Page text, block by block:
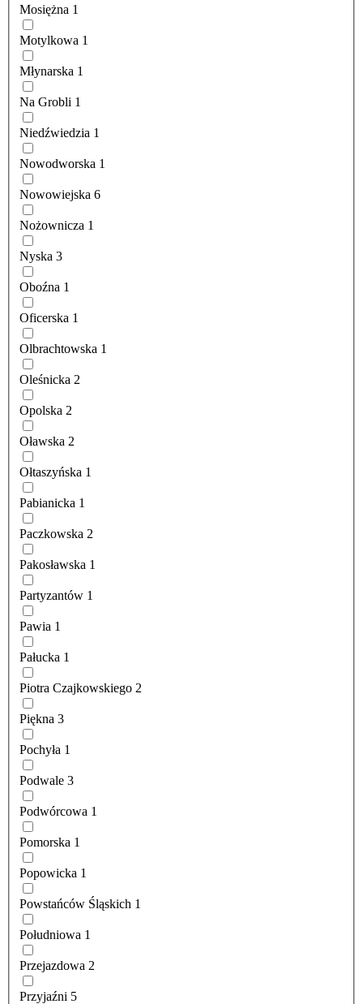
Mosiężna 1
Motylkowa 1
Młynarska 1
Na Grobli 1
Niedźwiedzia 1
Nowodworska 1
Nowowiejska 6
Nożownicza 1
Nyska 3
Oboźna 1
Oficerska 1
Olbrachtowska 1
Oleśnicka 2
Opolska 2
Oławska 2
Ołtaszyńska 1
Pabianicka 1
Paczkowska 2
Pakosławska 1
Partyzantów 1
Pawia 1
Pałucka 1
Piotra Czajkowskiego 2
Piękna 3
Pochyła 1
Podwale 3
Podwórcowa 1
Pomorska 1
Popowicka 1
Powstańców Śląskich 1
Południowa 1
Przejazdowa 2
Przyjaźni 5